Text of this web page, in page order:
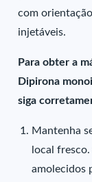
com
injetáveis.
Para obter a
Dipirona
siga
Mantenha
local
amolecidos